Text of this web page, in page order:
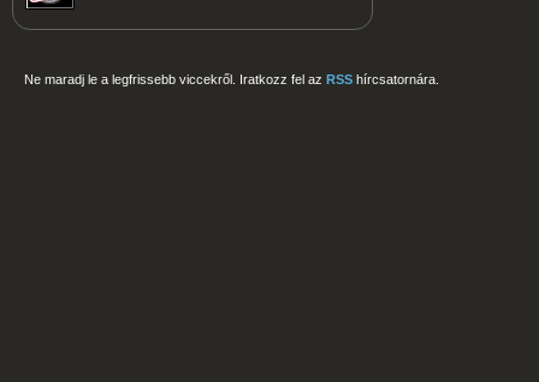
Ne maradj le a legfrissebb viccekről. Iratkozz fel az RSS hírcsatornára.